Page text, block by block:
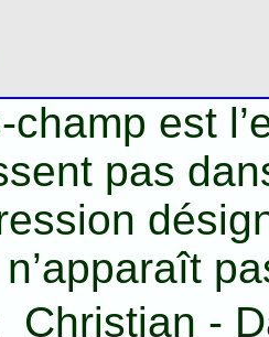
champ est
pas
Christian -